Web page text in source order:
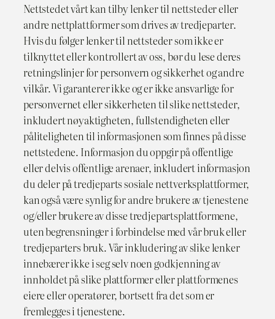
Nettstedet vårt kan tilby lenker til nettsteder eller
andre nettplattformer som drives av tredjeparter.
Hvis du følger lenker til nettsteder som ikke er
tilknyttet eller kontrollert av oss, bør du lese deres
retningslinjer for personvern og sikkerhet og andre
vilkår. Vi garanterer ikke og er ikke ansvarlige for
personvernet eller sikkerheten til slike nettsteder,
inkludert nøyaktigheten, fullstendigheten eller
påliteligheten til informasjonen som finnes på disse
nettstedene. Informasjon du oppgir på offentlige
eller delvis offentlige arenaer, inkludert informasjon
du deler på tredjeparts sosiale nettverksplattformer,
kan også være synlig for andre brukere av tjenestene
og/eller brukere av disse tredjepartsplattformene,
uten begrensninger i forbindelse med vår bruk eller
tredjeparters bruk. Vår inkludering av slike lenker
innebærer ikke i seg selv noen godkjenning av
innholdet på slike plattformer eller plattformenes
eiere eller operatører, bortsett fra det som er
fremlegges i tjenestene.